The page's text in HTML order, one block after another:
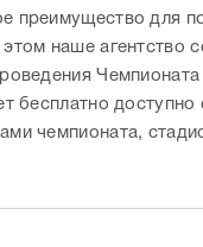
преимущество для
наше агентство
бесплатно
чемпионата,